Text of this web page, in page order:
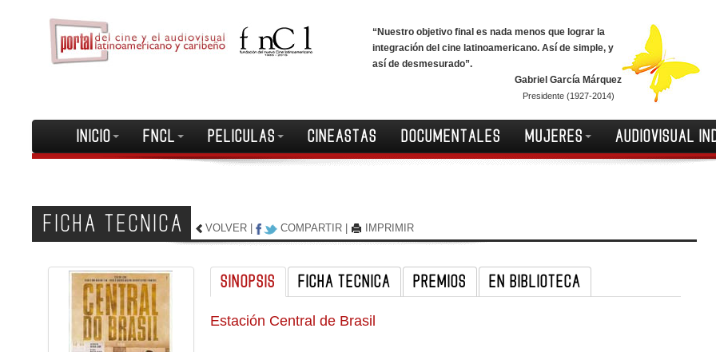
“Nuestro objetivo final es nada menos que lograr la
integración del cine latinoamericano. Así de simple, y
así de desmesurado”.
Gabriel García Márquez
Presidente (1927-2014)
INICIO FNCL PELICULAS CINEASTAS DOCUMENTALES MUJERES AUDIOVISUAL
FICHA TECNICA VOLVER COMPARTIR IMPRIMIR
SINOPSIS FICHA TECNICA PREMIOS EN BIBLIOTECA
Estación Central de Brasil